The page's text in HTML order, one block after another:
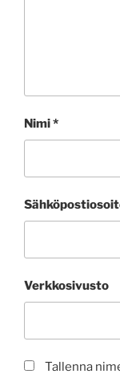
Nimi*
Verkkosivusto
Tallenna